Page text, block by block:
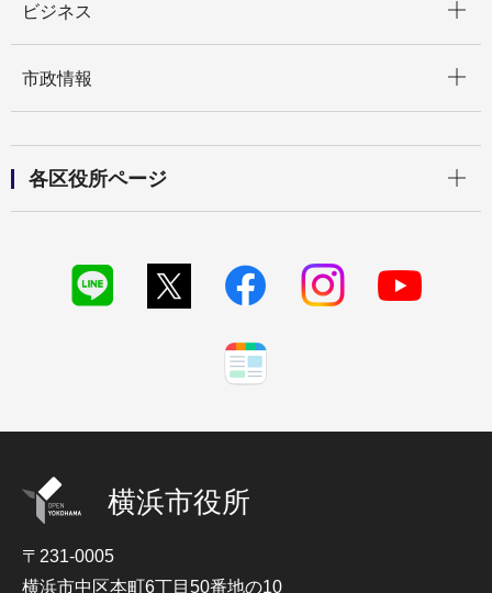
ビジネス
市政情報
各区役所ページ
横浜市役所
〒231-0005
横浜市中区本町6丁目50番地の10